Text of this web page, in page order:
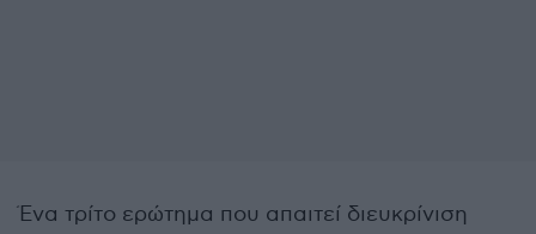
Ένα τρίτο ερώτημα που απαιτεί διευκρίνιση